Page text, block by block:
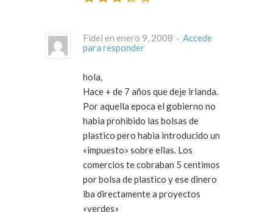
Fidel en enero 9, 2008 · Accede
para responder
hola,
Hace + de 7 años que deje irlanda.
Por aquella epoca el gobierno no
habia prohibido las bolsas de
plastico pero habia introducido un
«impuesto» sobre ellas. Los
comercios te cobraban 5 centimos
por bolsa de plastico y ese dinero
iba directamente a proyectos
«verdes»